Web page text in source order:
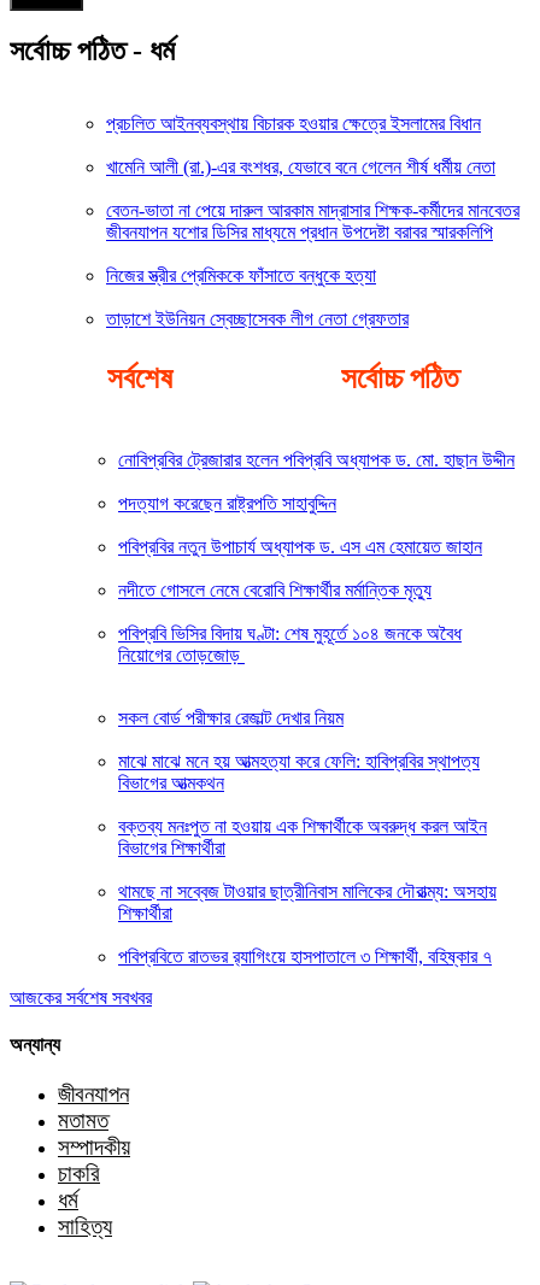
সর্বোচ্চ পঠিত - ধর্ম
প্রচলিত আইনব্যবস্থায় বিচারক হ‌ওয়ার ক্ষেত্রে ইসলামের বিধান
খামেনি আলী (রা.)-এর বংশধর, যেভাবে বনে গেলেন শীর্ষ ধর্মীয় নেতা
বেতন-ভাতা না পেয়ে দারুল আরকাম মাদ্রাসার শিক্ষক-কর্মীদের মানবেতর
জীবনযাপন যশোর ডিসির মাধ্যমে প্রধান উপদেষ্টা বরাবর স্মারকলিপি
নিজের স্ত্রীর প্রেমিককে ফাঁসাতে বন্ধুকে হত্যা
তাড়াশে ইউনিয়ন স্বেচ্ছাসেবক লীগ নেতা গ্রেফতার
সর্বশেষ সর্বোচ্চ পঠিত
নোবিপ্রবির ট্রেজারার হলেন পবিপ্রবি অধ্যাপক ড. মো. হাছান উদ্দীন
পদত্যাগ করেছেন রাষ্ট্রপতি সাহাবুদ্দিন
পবিপ্রবির নতুন উপাচার্য অধ্যাপক ড. এস এম হেমায়েত জাহান
নদীতে গোসলে নেমে বেরোবি শিক্ষার্থীর মর্মান্তিক মৃত্যু
পবিপ্রবি ভিসির বিদায় ঘণ্টা: শেষ মুহূর্তে ১০৪ জনকে অবৈধ
নিয়োগের তোড়জোড়
সকল বোর্ড পরীক্ষার রেজাল্ট দেখার নিয়ম
মাঝে মাঝে মনে হয় আত্মহত্যা করে ফেলি: হাবিপ্রবির স্থাপত্য
বিভাগের আত্মকথন
বক্তব্য মনঃপুত না হওয়ায় এক শিক্ষার্থীকে অবরুদ্ধ করল আইন
বিভাগের শিক্ষার্থীরা
থামছে না সব্বেজ টাওয়ার ছাত্রীনিবাস মালিকের দৌরাত্ম্য: অসহায়
শিক্ষার্থীরা
পবিপ্রবিতে রাতভর র‍্যাগিংয়ে হাসপাতালে ৩ শিক্ষার্থী, বহিষ্কার ৭
আজকের সর্বশেষ সবখবর
অন্যান্য
জীবনযাপন
মতামত
সম্পাদকীয়
চাকরি
ধর্ম
সাহিত্য